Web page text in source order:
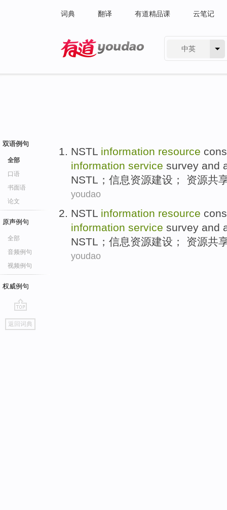
词典 翻译 有道精品课 云笔记
中英
双语例句
全部
口语
书面语
论文
原声例句
全部
音频例句
视频例句
权威例句
go
top
返回词典
NSTL information resource
information service survey and
NSTL ； 信息资源建设 ； 资源共
youdao
NSTL information resource
information service survey and
NSTL ； 信息资源建设 ； 资源共
youdao